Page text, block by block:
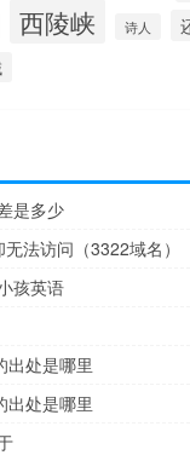
西陵峡 诗人
是多少
法访问（3322域名）
孩英语
出处是哪里
出处是哪里